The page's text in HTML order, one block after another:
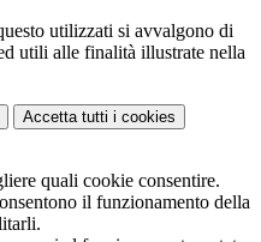
utilizzati si avvalgono di
utili alle finalità illustrate nella
Accetta tutti i cookies
quali cookie consentire.
il funzionamento della